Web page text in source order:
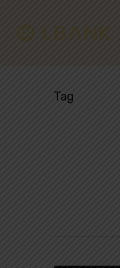
Hit enter to
Tag